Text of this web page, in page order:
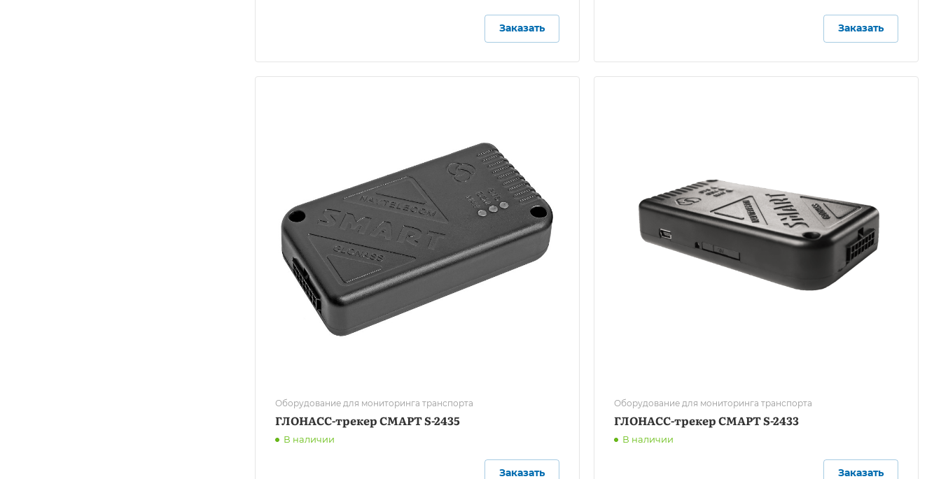
Заказать Заказать
Оборудование для мониторинга транспорта
ГЛОНАСС-трекер СМАРТ S-2435
В наличии
Заказать
Оборудование для мониторинга транспорта
ГЛОНАСС-трекер СМАРТ S-2433
В наличии
Заказать